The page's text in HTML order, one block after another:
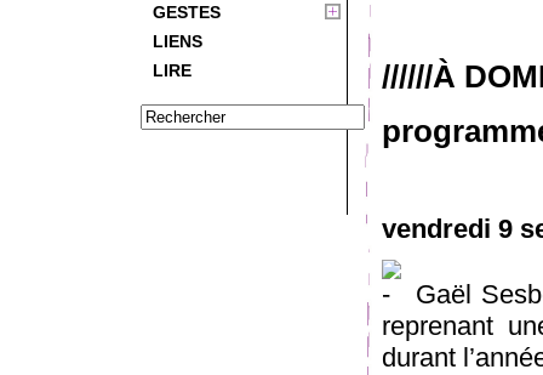
GESTES
LIENS
LIRE
//////À
vendredi 9
Gaël
reprenant
durant